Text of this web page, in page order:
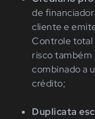
de
cliente e
Controle total
risco também
combinado a
crédito;
Duplicata